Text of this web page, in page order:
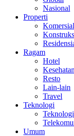
Nasional
Properti
Komersial
Ragam
Hotel
Kesehatan
Resto
Lain-lain
Travel
Teknologi
Umum